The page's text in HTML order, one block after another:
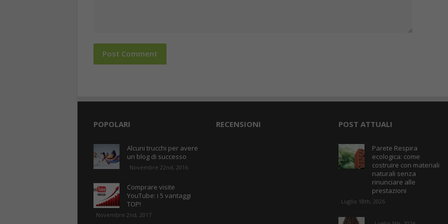
POPOLARI
Alcuni trucchi per avere
un blog di successo
Novembre 22nd, 2016
Comprare visite
YouTube: i 5 vantaggi
TOP!
Novembre 2nd, 2017
RECENSIONI POST ATTUALI
Parete Respira
ecologica: come
costruire con materiali
naturali senza
rinunciare alle
prestazioni
Luglio 18th, 2026